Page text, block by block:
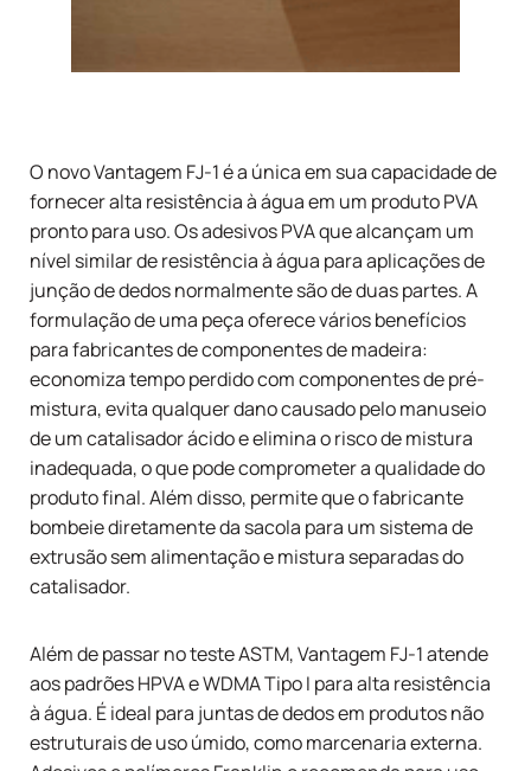
O novoVantagem FJ-1é a única em sua capacidade de
fornecer alta resistência à água em um produto PVA
pronto para uso. Os adesivos PVA que alcançam um
nível similar de resistência à água para aplicações de
junção de dedos normalmente são de duas partes. A
formulação de uma peça oferece vários benefícios
parafabricantes de componentes de madeira:
economiza tempo perdido com componentes de pré-
mistura, evita qualquer dano causado pelo manuseio
de um catalisador ácido e elimina o risco de mistura
inadequada, o que pode comprometer a qualidade do
produto final. Além disso, permite que o fabricante
bombeie diretamente da sacola para um sistema de
extrusão sem alimentação e mistura separadas do
catalisador.
Além de passar no teste ASTM,Vantagem FJ-1atende
aos padrões HPVA e WDMA Tipo I para alta resistência
à água. É ideal para juntas de dedos em produtos não
estruturais de uso úmido, como marcenaria externa.